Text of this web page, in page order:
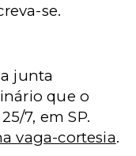
se.
junta
que o
7, em SP.
vaga-cortesia.